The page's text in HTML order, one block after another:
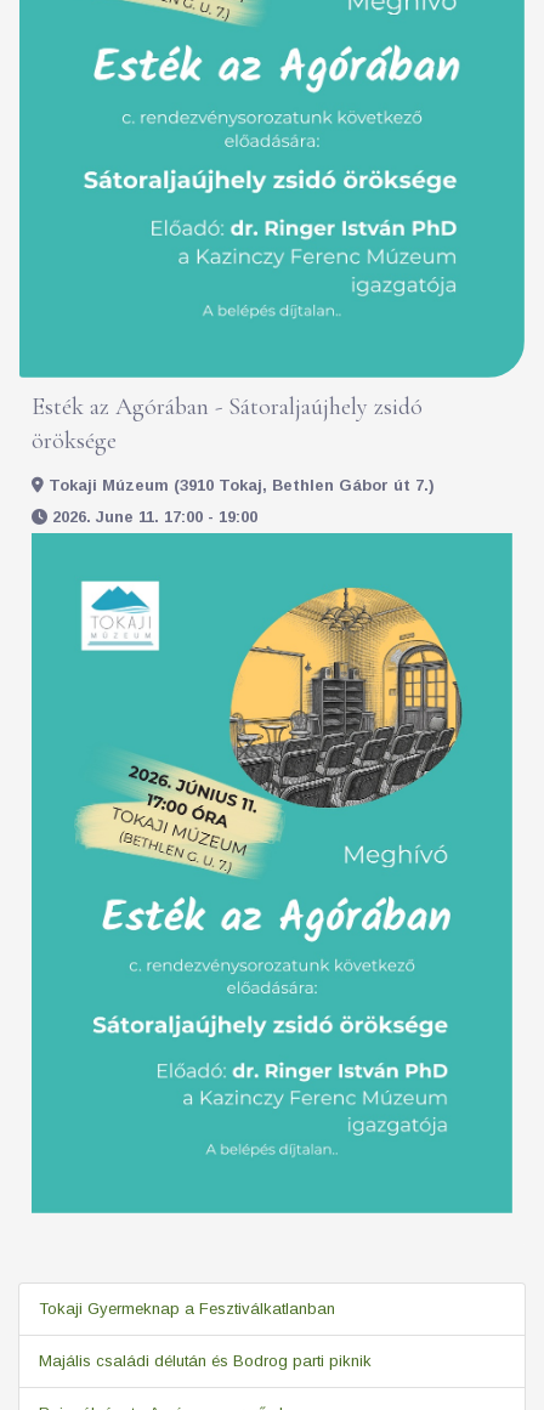
Esték az Agórában - Sátoraljaújhely zsidó
öröksége
Tokaji Múzeum (3910 Tokaj, Bethlen Gábor út 7.)
2026. June 11. 17:00 - 19:00
Tokaji Gyermeknap a Fesztiválkatlanban
Majális családi délután és Bodrog parti piknik